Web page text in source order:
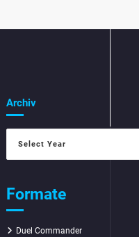
Archiv
Formate
Duel Commander